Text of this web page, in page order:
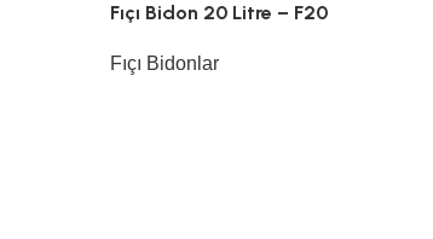
Fıçı Bidon 20 Litre – F20
Fıçı Bidonlar